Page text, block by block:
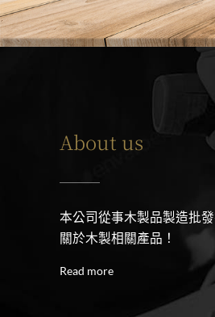
About us
本公司從事木製品製造批
關於木製相關產品！
Read more